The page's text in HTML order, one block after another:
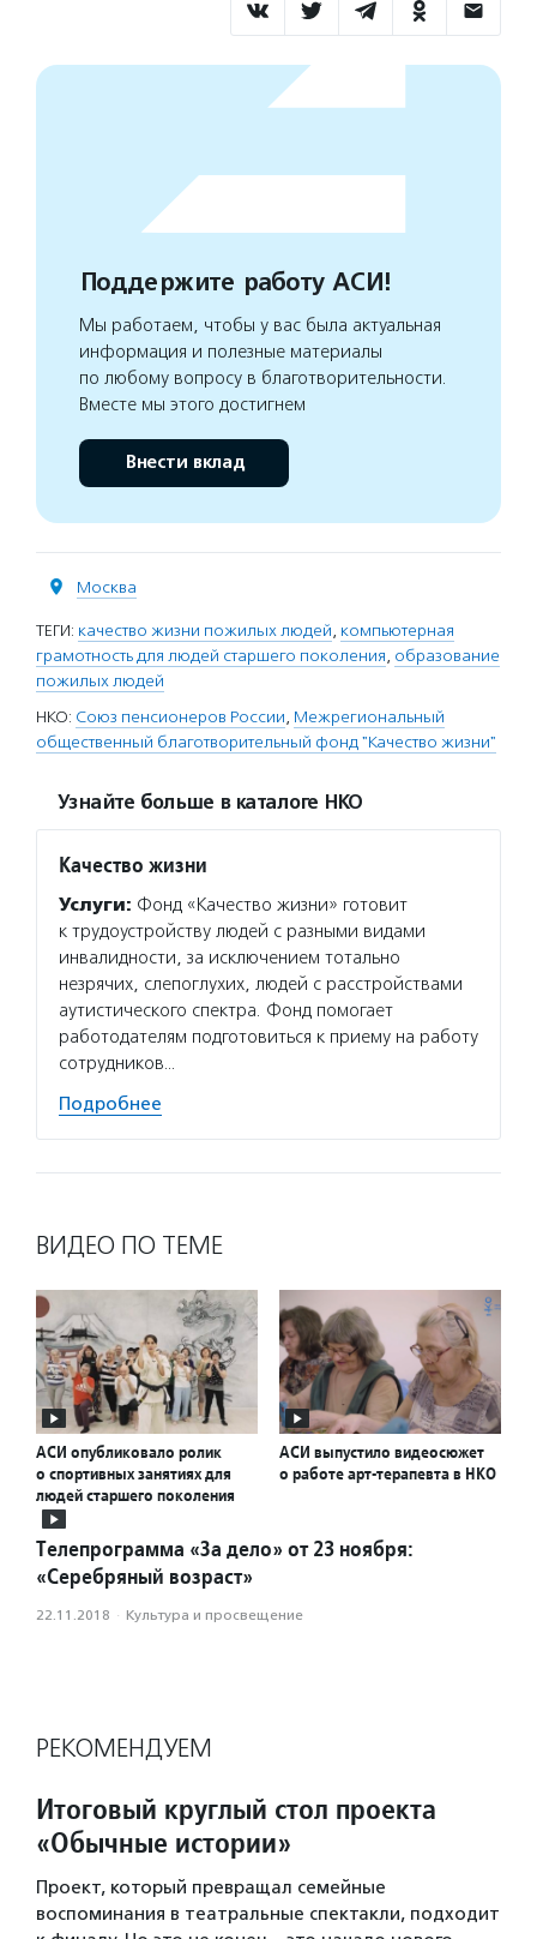
Поддержите работу АСИ!
Мы работаем, чтобы у вас была актуальная
информация и полезные материалы
по любому вопросу в благотворительности.
Вместе мы этого достигнем
Внести вклад
Москва
ТЕГИ: качество жизни пожилых людей, компьютерная
грамотность для людей старшего поколения, образование
пожилых людей
НКО: Союз пенсионеров России, Межрегиональный
общественный благотворительный фонд "Качество жизни"
Узнайте больше в каталоге НКО
Качество жизни
Услуги: Фонд «Качество жизни» готовит
к трудоустройству людей с разными видами
инвалидности, за исключением тотально
незрячих, слепоглухих, людей с расстройствами
аутистического спектра. Фонд помогает
работодателям подготовиться к приему на работу
сотрудников…
Подробнее
ВИДЕО ПО ТЕМЕ
АСИ опубликовало ролик
о спортивных занятиях для
людей старшего поколения
АСИ выпустило видеосюжет
о работе арт-терапевта в НКО
Телепрограмма «За дело» от 23 ноября:
«Серебряный возраст»
22.11.2018 · Культура и просвещение
РЕКОМЕНДУЕМ
Итоговый круглый стол проекта
«Обычные истории»
Проект, который превращал семейные
воспоминания в театральные спектакли, подходит